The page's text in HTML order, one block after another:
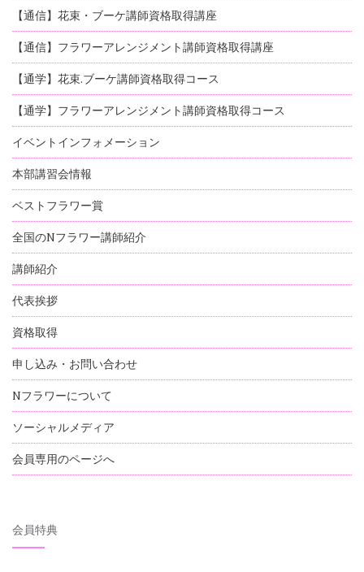
【通信】花束・ブーケ講師資格取得講座
【通信】フラワーアレンジメント講師資格取得講座
【通学】花束.ブーケ講師資格取得コース
【通学】フラワーアレンジメント講師資格取得コース
イベントインフォメーション
本部講習会情報
ベストフラワー賞
全国のNフラワー講師紹介
講師紹介
代表挨拶
資格取得
申し込み・お問い合わせ
Nフラワーについて
ソーシャルメディア
会員専用のページへ
会員特典